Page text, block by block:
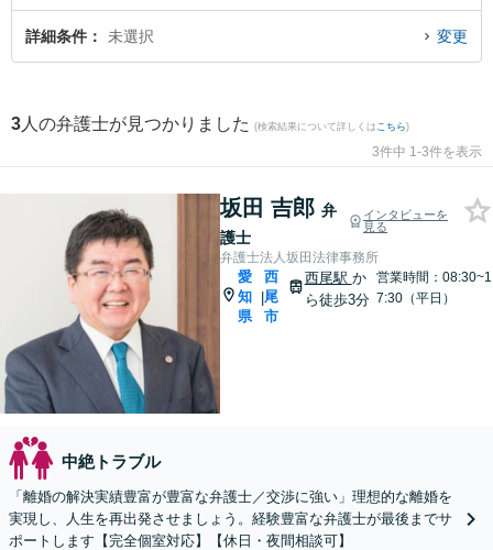
を法律相談できる西尾市内の弁護士に相談予約したい』などでお困りの相談者
さんにおすすめです。
詳細条件 未選択 変更
3 人の弁護士が見つかりました (検索結果について詳しくは こちら)
3件中 1-3件を表示
坂田 吉郎 弁
護士
インタビューを
見る
弁護士法人坂田法律事務所
愛
知
県
|
西
尾
市
西尾駅 か
ら徒歩3分
営業時間：08:30~1
7:30（平日）
中絶トラブル
「離婚の解決実績豊富が豊富な弁護士／交渉に強い」理想的な離婚を
実現し、人生を再出発させましょう。経験豊富な弁護士が最後までサ
ポートします【完全個室対応】【休日・夜間相談可】